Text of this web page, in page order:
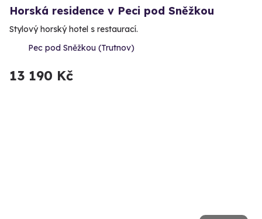
Horská residence v Peci pod Sněžkou
Stylový horský hotel s restaurací.
Pec pod Sněžkou (Trutnov)
13 190 Kč